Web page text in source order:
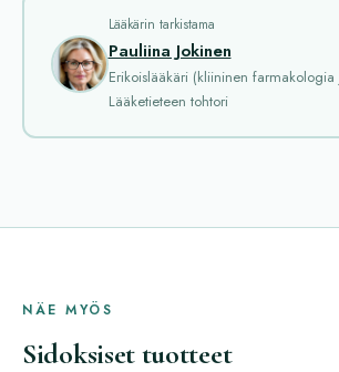
Lääkärin tarkistama
Pauliina Jokinen
Erikoislääkäri (kliininen
Lääketieteen tohtori
NÄE MYÖS
Sidoksiset tuotteet